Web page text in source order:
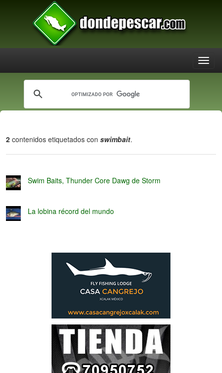
2 contenidos etiquetados con swimbait.
Swim Baits, Thunder Core Dawg de Storm
La lobina récord del mundo